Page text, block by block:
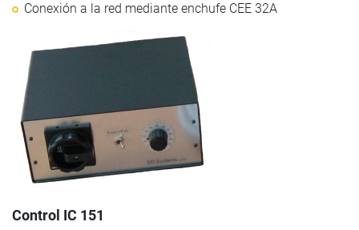
Conexión a la red mediante enchufe CEE 32A
Control IC 151